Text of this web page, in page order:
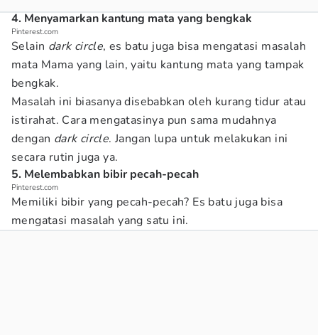
4. Menyamarkan kantung mata yang bengkak
Pinterest.com
Selain dark circle, es batu juga bisa mengatasi masalah
mata Mama yang lain, yaitu kantung mata yang tampak
bengkak.
Masalah ini biasanya disebabkan oleh kurang tidur atau
istirahat. Cara mengatasinya pun sama mudahnya
dengan dark circle. Jangan lupa untuk melakukan ini
secara rutin juga ya.
5. Melembabkan bibir pecah-pecah
Pinterest.com
Memiliki bibir yang pecah-pecah? Es batu juga bisa
mengatasi masalah yang satu ini.